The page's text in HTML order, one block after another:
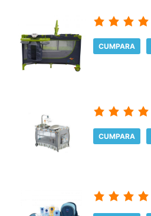
CUMPARA
CUMPARA